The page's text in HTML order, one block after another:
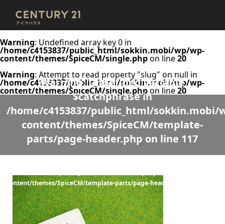
Warning: Undefined array key 0 in
/home/c4153837/public_html/sokkin.mobi/wp/wp-
content/themes/SpiceCM/single.phpon line20
Warning: Attempt to read property "slug" on null in
/home/c4153837/public_html/sokkin.mobi/wp/wp-
content/themes/SpiceCM/single.phpon line20
Warning: Undefined variable
$catchphrase in
/home/c4153837/public_html/sokkin.mobi/
content/themes/SpiceCM/template-
parts/page-header.php on line 117
content/themes/SpiceCM/template-parts/page-header.php